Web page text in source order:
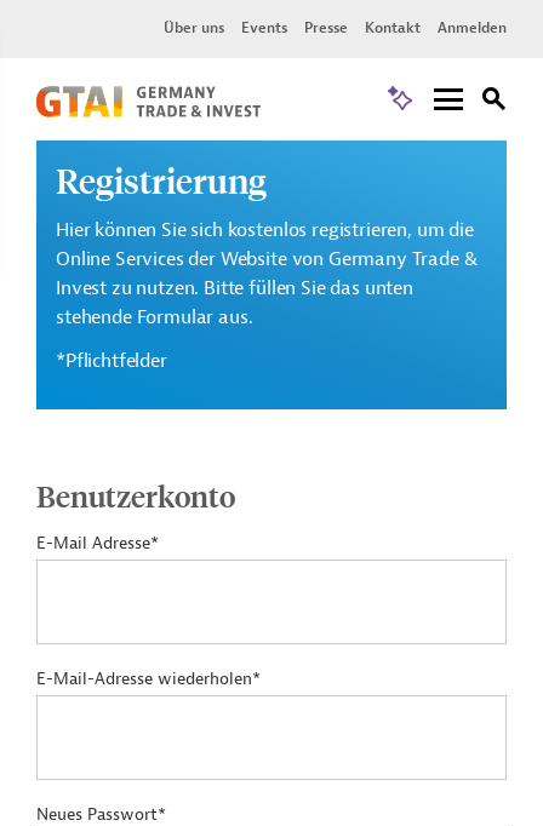
Über uns Events Presse Kontakt Anmelden
Registrierung
Hier können Sie sich kostenlos registrieren, um die
Online Services der Website von Germany Trade &
Invest zu nutzen. Bitte füllen Sie das unten
stehende Formular aus.
*Pflichtfelder
Benutzerkonto
E-Mail Adresse*
E-Mail-Adresse wiederholen*
Neues Passwort*